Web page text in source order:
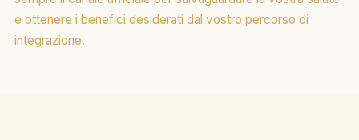
e ottenere i benefici desiderati dal vostro percorso di
integrazione.